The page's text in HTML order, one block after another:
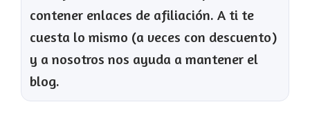
contener enlaces de afiliación. A ti te
cuesta lo mismo (a veces con descuento)
y a nosotros nos ayuda a mantener el
blog.